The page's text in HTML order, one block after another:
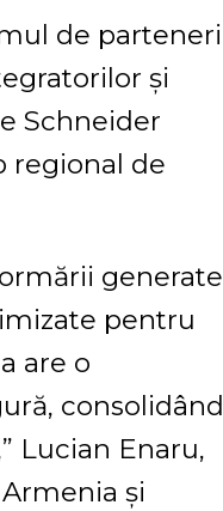
de parteneri
și
Schneider
regional de
generate
pentru
are o
consolidând
Lucian Enaru,
și